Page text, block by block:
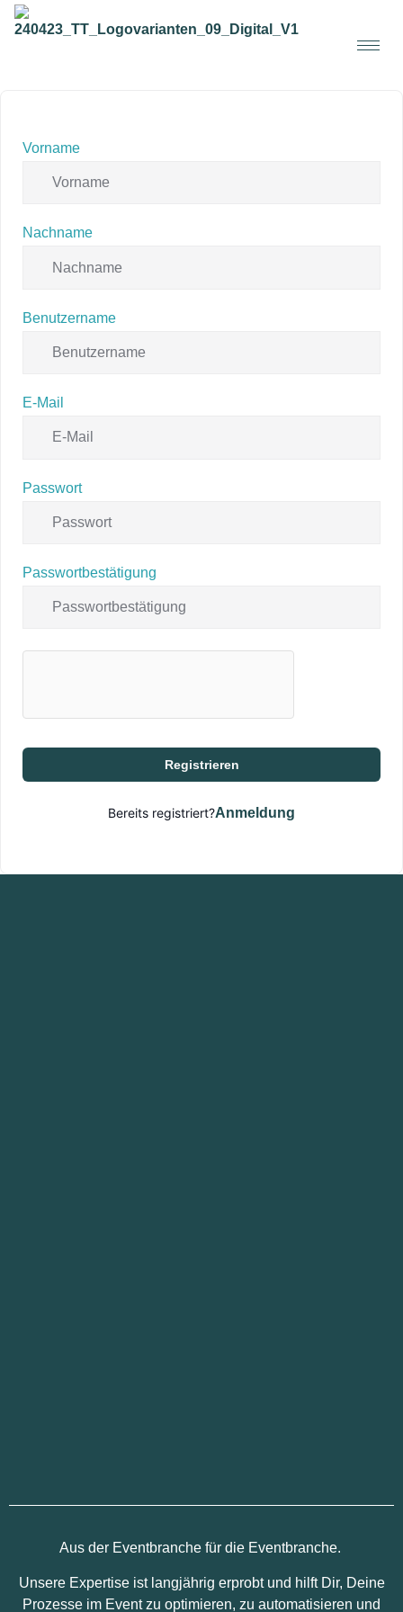
Vorname
Nachname
Benutzername
E-Mail
Passwort
Passwortbestätigung
Registrieren
Bereits registriert?Anmeldung
Aus der Eventbranche für die Eventbranche.
Unsere Expertise ist langjährig erprobt und hilft Dir, Deine
Prozesse im Event zu optimieren, zu automatisieren und